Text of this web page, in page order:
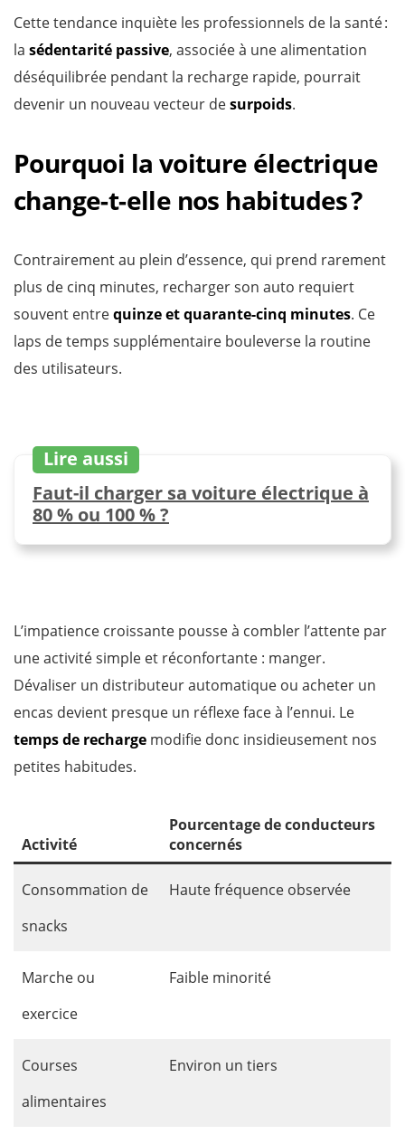
Cette tendance inquiète les professionnels de la santé :
la sédentarité passive, associée à une alimentation
déséquilibrée pendant la recharge rapide, pourrait
devenir un nouveau vecteur desurpoids.
Pourquoi la voiture électrique
change-t-elle nos habitudes ?
Contrairement au plein d’essence, qui prend rarement
plus de cinq minutes, recharger son auto requiert
souvent entrequinze et quarante-cinq minutes. Ce
laps de temps supplémentaire bouleverse la routine
des utilisateurs.
Lire aussi
Faut-il charger sa voiture électrique à
80 % ou 100 % ?
L’impatience croissante pousse à combler l’attente par
une activité simple et réconfortante : manger.
Dévaliser un distributeur automatique ou acheter un
encas devient presque un réflexe face à l’ennui. Le
temps de recharge modifie donc insidieusement nos
petites habitudes.
Activité
Pourcentage de conducteurs
concernés
Consommation de
snacks
Haute fréquence observée
Marche ou
exercice
Faible minorité
Courses
alimentaires
Environ un tiers